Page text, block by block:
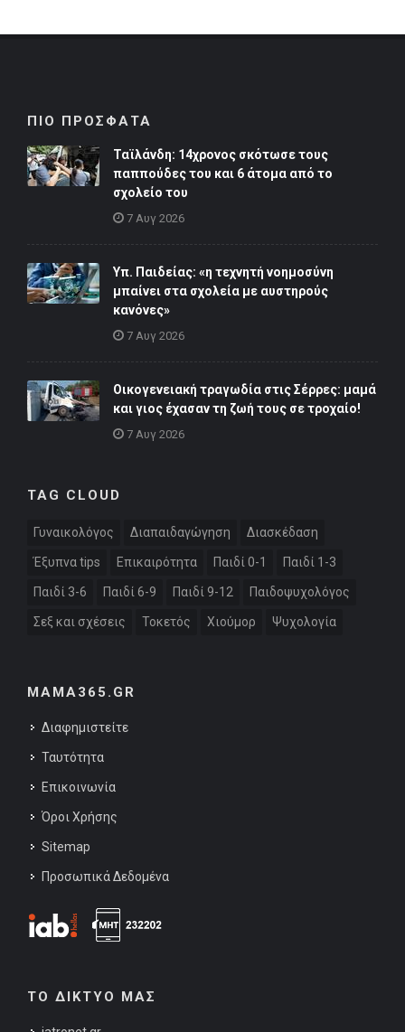
ΠΙΟ ΠΡΟΣΦΑΤΑ
Ταϊλάνδη: 14χρονος σκότωσε τους
παππούδες του και 6 άτομα από το
σχολείο του
7 Αυγ 2026
Υπ. Παιδείας: «η τεχνητή νοημοσύνη
μπαίνει στα σχολεία με αυστηρούς
κανόνες»
7 Αυγ 2026
Οικογενειακή τραγωδία στις Σέρρες: μαμά
και γιος έχασαν τη ζωή τους σε τροχαίο!
7 Αυγ 2026
TAG CLOUD
Γυναικολόγος Διαπαιδαγώγηση Διασκέδαση
Έξυπνα tips Επικαιρότητα Παιδί 0-1 Παιδί 1-3
Παιδί 3-6 Παιδί 6-9 Παιδί 9-12 Παιδοψυχολόγος
Σεξ και σχέσεις Τοκετός Χιούμορ Ψυχολογία
MAMA365.GR
Διαφημιστείτε
Ταυτότητα
Επικοινωνία
Όροι Χρήσης
Sitemap
Προσωπικά Δεδομένα
ΤΟ ΔΙΚΤΥΟ ΜΑΣ